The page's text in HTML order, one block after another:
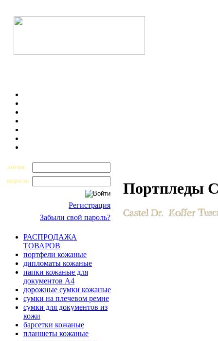
логин
пароль
Регистрация
Забыли свой пароль?
РАСПРОДАЖА
ТОВАРОВ
портфели кожаные
дипломаты кожаные
папки кожаные для
документов А4
дорожные сумки кожаные
сумки на плечевом ремне
сумки для документов из
кожи
барсетки кожаные
планшеты кожаные
Портпледы